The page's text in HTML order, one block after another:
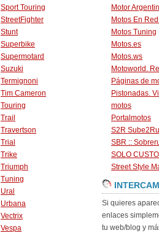
Sport Touring
StreetFighter
Stunt
Superbike
Supermotard
Suzuki
Termignoni
Tim Cameron
Touring
Trail
Travertson
Trial
Trike
Triumph
Tuning
Ural
Urbana
Vectrix
Vespa
Motor
Motos En
Motos Tuning
Motos.es
Motos.ws
Motoworld.
Páginas de
Pistonadas.
motos
Portalmotos
S2R
SBR ::
SOLO
Street Style
Si quieres
enlaces
tu web/blog y